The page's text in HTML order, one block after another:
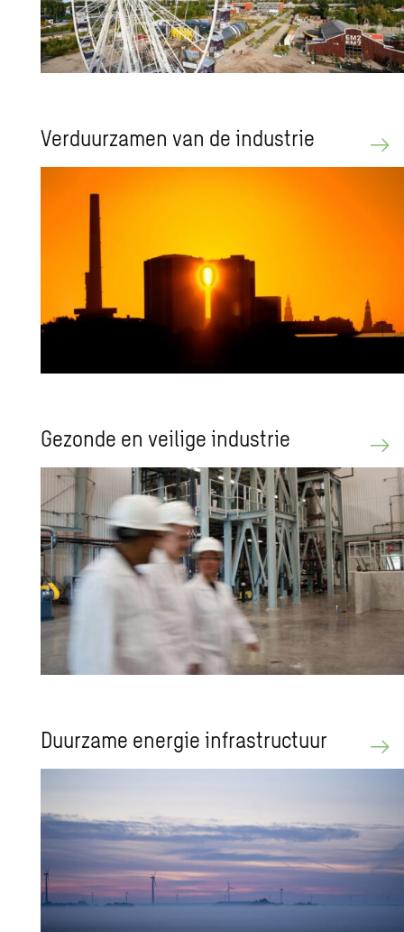
Ver­duur­za­men van de in­du­strie
Ge­zon­de en vei­li­ge in­du­strie
Duur­za­me ener­gie in­fra­struc­tuur